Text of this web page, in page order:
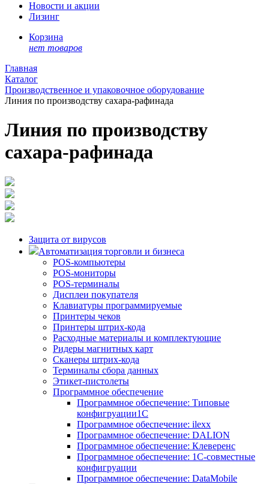
Новости и акции
Лизинг
Корзина
нет товаров
Главная
Каталог
Производственное и упаковочное оборудование
Линия по производству сахара-рафинада
Линия по производству
сахара-рафинада
Защита от вирусов
Автоматизация торговли и бизнеса
POS-компьютеры
POS-мониторы
POS-терминалы
Дисплеи покупателя
Клавиатуры программируемые
Принтеры чеков
Принтеры штрих-кода
Расходные материалы и комплектующие
Ридеры магнитных карт
Сканеры штрих-кода
Терминалы сбора данных
Этикет-пистолеты
Программное обеспечение
Программное обеспечение: Типовые
конфигруации1С
Программное обеспечение: ilexx
Программное обеспечение: DALION
Программное обеспечение: Клеверенс
Программное обеспечение: 1С-совместные
конфигруации
Программное обеспечение: DataMobile